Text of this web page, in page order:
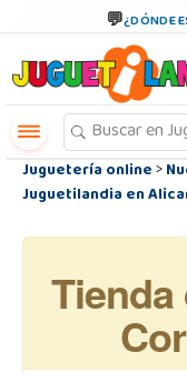
¿DÓNDE
Juguetería online>
Juguetilandia en